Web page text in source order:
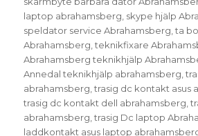
laptop abrahamsberg skype hjälp
speldator service Abrahamsberg ,ta
Abrahamsberg ,teknikfixare
Abrahamsberg teknikhjälp
Annedal teknikhjälp abrahamsberg ,
abrahamsberg ,trasig dc kontakt asus
trasig dc kontakt dell abrahamsberg ,
abrahamsberg ,trasig Dc laptop
laddkontakt asus laptop